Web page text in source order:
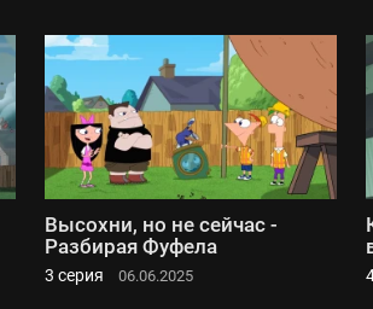
Высохни, но не сейчас -
Разбирая Фуфела
3 серия 06.06.2025